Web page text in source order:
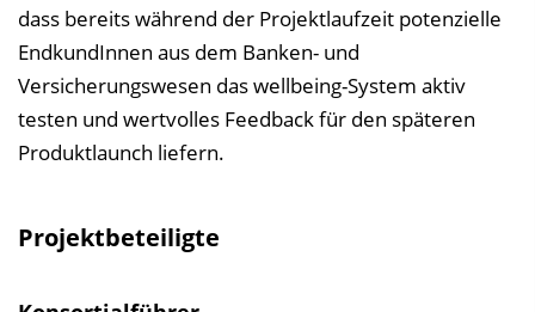
dass bereits während der Projektlaufzeit potenzielle
EndkundInnen aus dem Banken- und
Versicherungswesen das wellbeing-System aktiv
testen und wertvolles Feedback für den späteren
Produktlaunch liefern.
Projektbeteiligte